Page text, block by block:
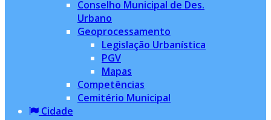
Conselho Municipal de Des.
Urbano
Geoprocessamento
Legislação Urbanística
PGV
Mapas
Competências
Cemitério Municipal
Cidade